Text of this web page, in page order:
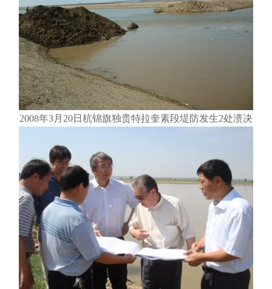
2008年3月20日杭锦旗独贵特拉奎素段堤防发生2处溃决